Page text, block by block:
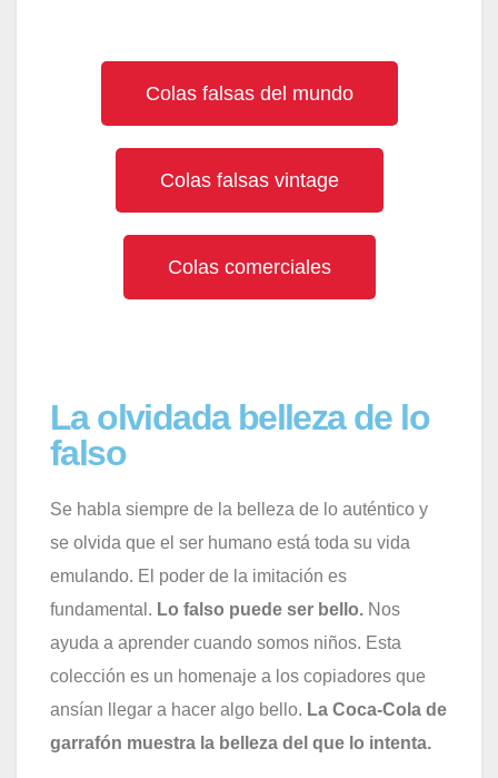
Colas falsas del mundo
Colas falsas vintage
Colas comerciales
La olvidada belleza de lo
falso
Se habla siempre de la belleza de lo auténtico y
se olvida que el ser humano está toda su vida
emulando. El poder de la imitación es
fundamental. Lo falso puede ser bello. Nos
ayuda a aprender cuando somos niños. Esta
colección es un homenaje a los copiadores que
ansían llegar a hacer algo bello. La Coca-Cola de
garrafón muestra la belleza del que lo intenta.